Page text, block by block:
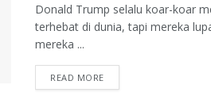
Donald Trump selalu koar-koar
terhebat di dunia, tapi mereka
mereka ...
READ MORE